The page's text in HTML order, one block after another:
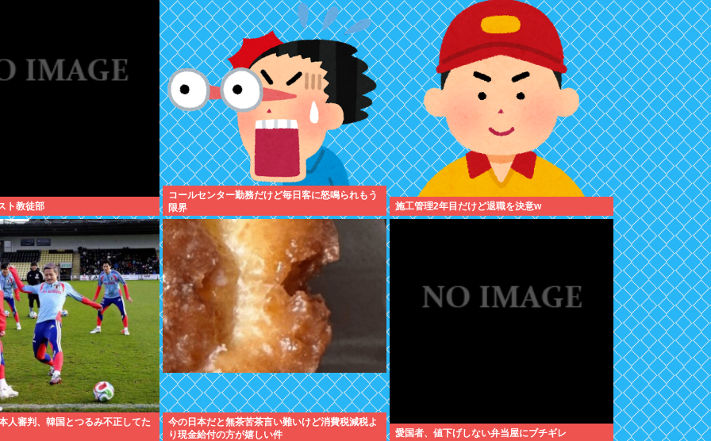
ト教徒部
コールセンター勤務だけど毎日客に怒鳴られもう
限界
施工管理2年目だけど退職を決意w
人審判、韓国とつるみ不正してた
今の日本だと無茶苦茶言い難いけど消費税減税よ
り現金給付の方が嬉しい件
愛国者、値下げしない弁当屋にブチギレ